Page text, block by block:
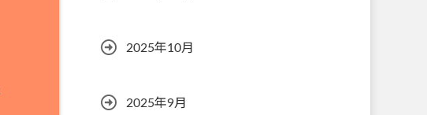
2025年10月
2025年9月